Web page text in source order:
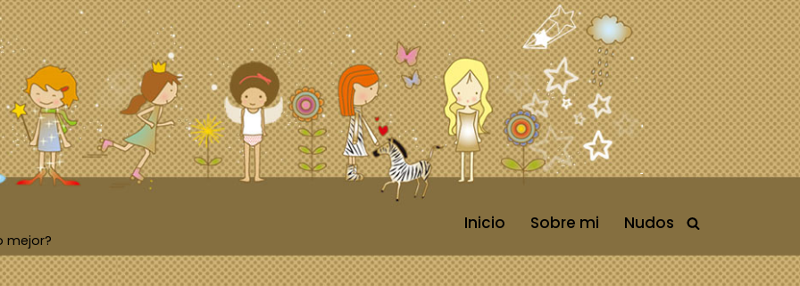
mejor?
Inicio Sobre mi Nudos